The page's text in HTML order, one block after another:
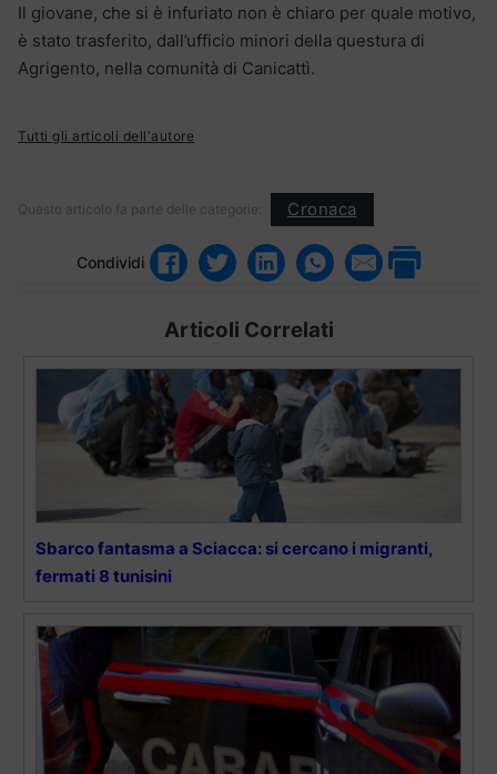
Il giovane, che si è infuriato non è chiaro per quale motivo,
è stato trasferito, dall’ufficio minori della questura di
Agrigento, nella comunità di Canicattì.
Tutti gli articoli dell'autore
Questo articolo fa parte delle categorie: Cronaca
Condividi
Articoli Correlati
Sbarco fantasma a Sciacca: si cercano i migranti,
fermati 8 tunisini